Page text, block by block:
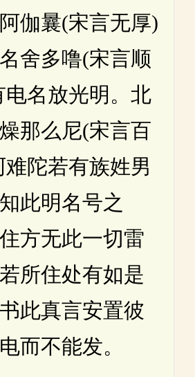
伽曩(宋言无厚)
舍多噜(宋言顺
电名放光明。北
那么尼(宋言百
陀若有族姓男
此明名号之
方无此一切雷
所住处有如是
此真言安置彼
而不能发。